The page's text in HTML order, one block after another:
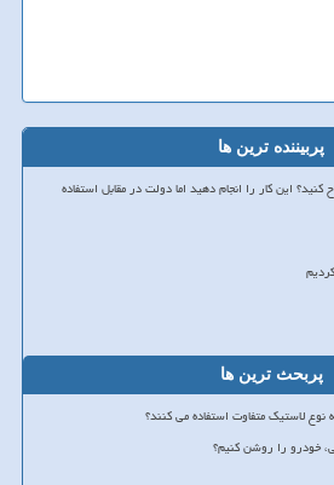
پربیننده ترین ها
این کار را انجام دهید اما دولت در مقابل استفاده
پربحث ترین ها
لاستیک متفاوت استفاده می کنند؟
خودرو را روشن کنیم؟